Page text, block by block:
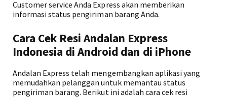
Customer service Anda Express akan memberikan
informasi status pengiriman barang Anda.
Cara Cek Resi Andalan Express
Indonesia di Android dan di iPhone
Andalan Express telah mengembangkan aplikasi yang
memudahkan pelanggan untuk memantau status
pengiriman barang. Berikut ini adalah cara cek resi